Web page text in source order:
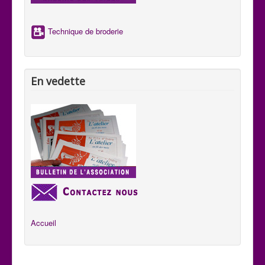
aux habitants de se comprendre aux quatre coins du pays.
Technique de broderie
En vedette
Accueil